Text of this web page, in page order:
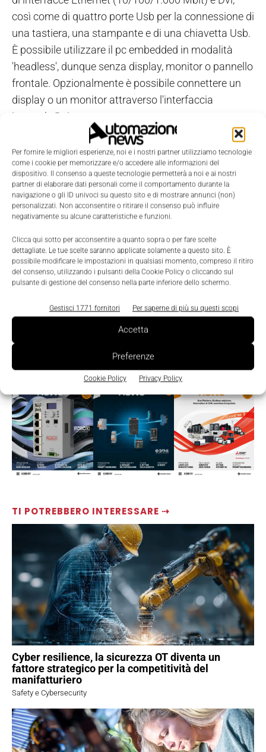
Per fornire le migliori esperienze, noi e i nostri partner utilizziamo tecnologie
come i cookie per memorizzare e/o accedere alle informazioni del
dispositivo. Il consenso a queste tecnologie permetterà a noi e ai nostri
partner di elaborare dati personali come il comportamento durante la
navigazione o gli ID univoci su questo sito e di mostrare annunci (non)
personalizzati. Non acconsentire o ritirare il consenso può influire
negativamente su alcune caratteristiche e funzioni.
Clicca qui sotto per acconsentire a quanto sopra o per fare scelte
dettagliate. Le tue scelte saranno applicate solamente a questo sito. È
possibile modificare le impostazioni in qualsiasi momento, compreso il ritiro
del consenso, utilizzando i pulsanti della Cookie Policy o cliccando sul
pulsante di gestione del consenso nella parte inferiore dello schermo.
Gestisci 1771 fornitori Per saperne di più su questi scopi
Accetta
Preferenze
Cookie Policy Privacy Policy
TI POTREBBERO INTERESSARE ⇢
Cyber resilience, la sicurezza OT diventa un
fattore strategico per la competitività del
manifatturiero
Safety e Cybersecurity
così come di quattro porte Usb per la connessione di
una tastiera, una stampante e di una chiavetta Usb.
È possibile utilizzare il pc embedded in modalità
'headless', dunque senza display, monitor o pannello
frontale. Opzionalmente è possibile connettere un
display o un monitor attraverso l'interfaccia
integrale Dvi.